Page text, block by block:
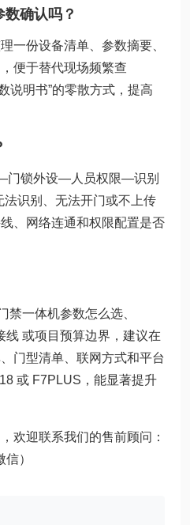
确认吗？
一份设备清单、参数摘要、
便于替代现场频繁查
说明书”的零散方式，提高
门锁外设—人员权限—识别
法识别、无法开门或不上传
、网络连通和权限配置是否
禁一体机参数怎么选、
线 或项目预算边界，建议在
门型清单、联网方式和平台
或 F7PLUS，能显著提升
欢迎联系我们的售前顾问：
）